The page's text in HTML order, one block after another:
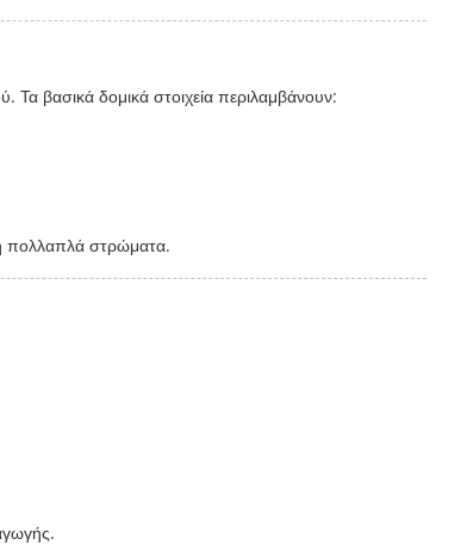
Τα βασικά δομικά στοιχεία περιλαμβάνουν:
πολλαπλά στρώματα.